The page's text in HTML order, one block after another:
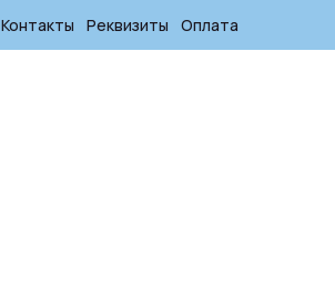
Контакты Реквизиты Оплата